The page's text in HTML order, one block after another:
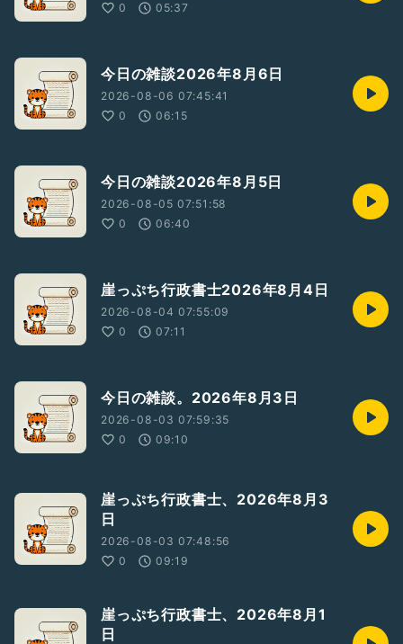
0
05:37
今日の雑談2026年8月6日
2026-08-06 07:45:41
0
06:15
今日の雑談2026年8月5日
2026-08-05 07:51:58
0
06:40
崖っぷち行政書士2026年8月4日
2026-08-04 07:55:09
0
07:11
今日の雑談。2026年8月3日
2026-08-03 07:59:35
0
09:10
崖っぷち行政書士、2026年8月3
日
2026-08-03 07:48:56
0
09:19
崖っぷち行政書士、2026年8月1
日